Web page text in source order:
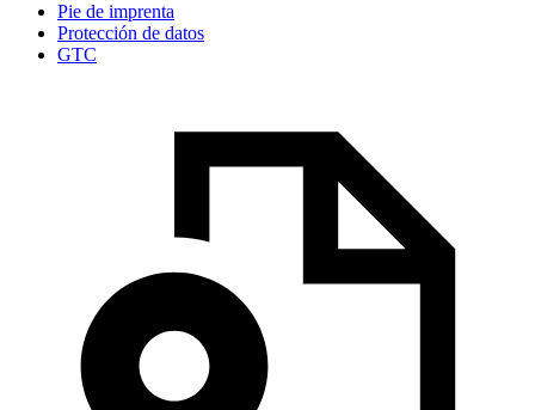
Pie de imprenta
Protección de datos
GTC